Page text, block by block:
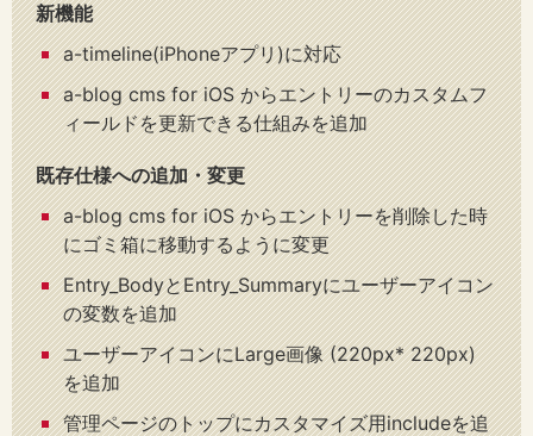
新機能
a-timeline(iPhoneアプリ)に対応
a-blog cms for iOS からエントリーのカスタムフ
ィールドを更新できる仕組みを追加
既存仕様への追加・変更
a-blog cms for iOS からエントリーを削除した時
にゴミ箱に移動するように変更
Entry_BodyとEntry_Summaryにユーザーアイコン
の変数を追加
ユーザーアイコンにLarge画像 (220px* 220px)
を追加
管理ページのトップにカスタマイズ用includeを追